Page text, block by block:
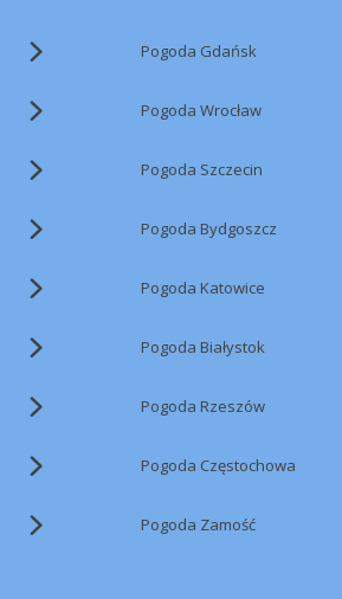
Pogoda Gdańsk
Pogoda Wrocław
Pogoda Szczecin
Pogoda Bydgoszcz
Pogoda Katowice
Pogoda Białystok
Pogoda Rzeszów
Pogoda Częstochowa
Pogoda Zamość